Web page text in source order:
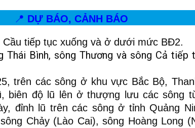
📍 DỰ BÁO, CẢNH BÁO
tiếp tục xuống và ở dưới mức BĐ2.
Bình, sông Thương và sông Cả tiếp
trên các sông ở khu vực Bắc Bộ,
biên độ lũ lên ở thượng lưu các sông
đỉnh lũ trên các sông ở tỉnh Quảng
Chảy (Lào Cai), sông Hoàng Long